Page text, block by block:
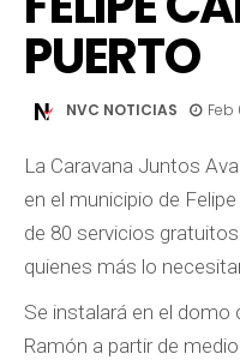
PUERTO
NVC NOTICIAS Feb
La Caravana Juntos
en el municipio de
de 80 servicios
quienes más lo
Se instalará en el domo
Ramón a partir de